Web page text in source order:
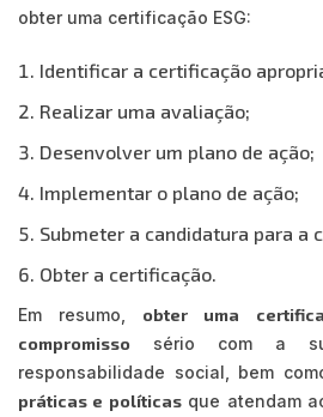
obter uma certificação ESG:
Identificar a certificação
Realizar uma avaliação;
Desenvolver um plano de ação;
Implementar o plano de ação;
Submeter a candidatura para a
Obter a certificação.
Em resumo, obter uma
compromisso sério com a
responsabilidade social, bem
práticas e políticasque atendam